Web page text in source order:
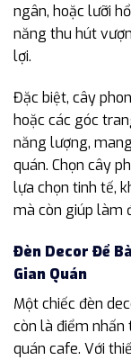
ngân, hoặc lưỡi
năng thu hút
lợi.
Đặc biệt, cây
hoặc các góc
năng lượng,
quán. Chọn cây
lựa chọn tinh tế,
mà còn giúp làm
Đèn Decor Để
Gian Quán
Một chiếc đèn
còn là điểm nhấn
quán cafe. Với